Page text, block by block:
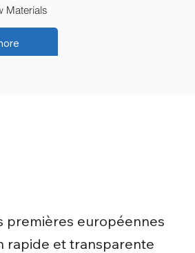
Materials
premières européennes
rapide et transparente